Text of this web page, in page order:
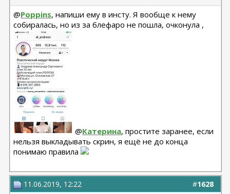
@Poppins, напиши ему в инсту. Я вообще к нему
собиралась, но из за блефаро не пошла, очконула ,
@Катерина, простите заранее, если
нельзя выкладывать скрин, я ещё не до конца
понимаю правила
#1628
11.06.2019, 12:22